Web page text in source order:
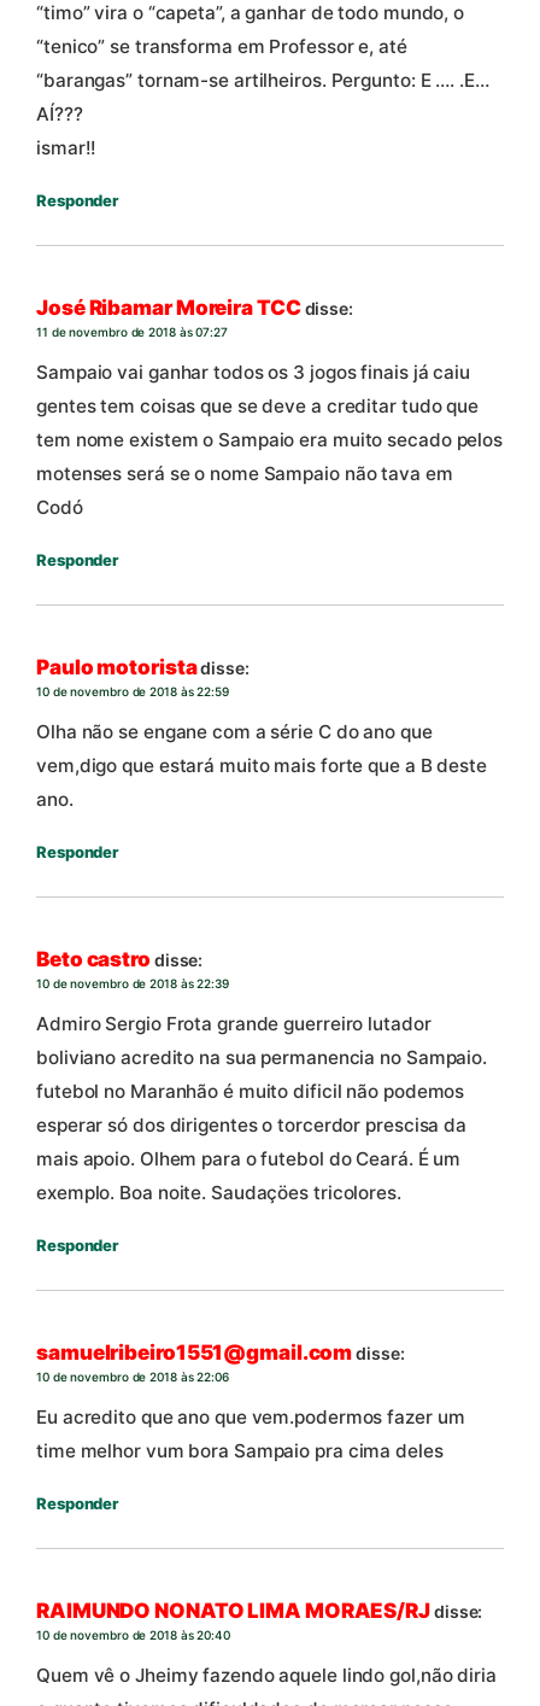
“timo” vira o “capeta”, a ganhar de todo mundo, o
“tenico” se transforma em Professor e, até
“barangas” tornam-se artilheiros. Pergunto: E …. .E…
AÍ???
ismar!!
Responder
José Ribamar Moreira TCCdisse:
11 de novembro de 2018 às 07:27
Sampaio vai ganhar todos os 3 jogos finais já caiu
gentes tem coisas que se deve a creditar tudo que
tem nome existem o Sampaio era muito secado pelos
motenses será se o nome Sampaio não tava em
Codó
Responder
Paulo motoristadisse:
10 de novembro de 2018 às 22:59
Olha não se engane com a série C do ano que
vem,digo que estará muito mais forte que a B deste
ano.
Responder
Beto castro disse:
10 de novembro de 2018 às 22:39
Admiro Sergio Frota grande guerreiro lutador
boliviano acredito na sua permanencia no Sampaio.
futebol no Maranhão é muito dificil não podemos
esperar só dos dirigentes o torcerdor prescisa da
mais apoio. Olhem para o futebol do Ceará. É um
exemplo. Boa noite. Saudaçöes tricolores.
Responder
samuelribeiro1551@gmail.comdisse:
10 de novembro de 2018 às 22:06
Eu acredito que ano que vem.podermos fazer um
time melhor vum bora Sampaio pra cima deles
Responder
RAIMUNDO NONATO LIMA MORAES/RJdisse:
10 de novembro de 2018 às 20:40
Quem vê o Jheimy fazendo aquele lindo gol,não diria